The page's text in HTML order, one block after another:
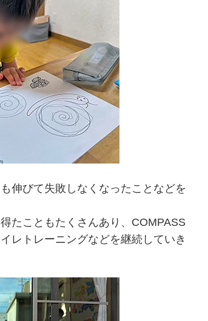
伸びて失敗しなくなったことなどを
たこともたくさんあり、COMPASS
レトレーニングなどを継続していき